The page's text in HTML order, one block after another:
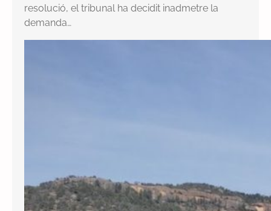
resolució, el tribunal ha decidit inadmetre la
demanda…